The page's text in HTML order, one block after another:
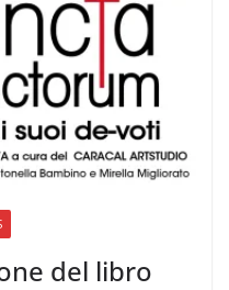
del libro